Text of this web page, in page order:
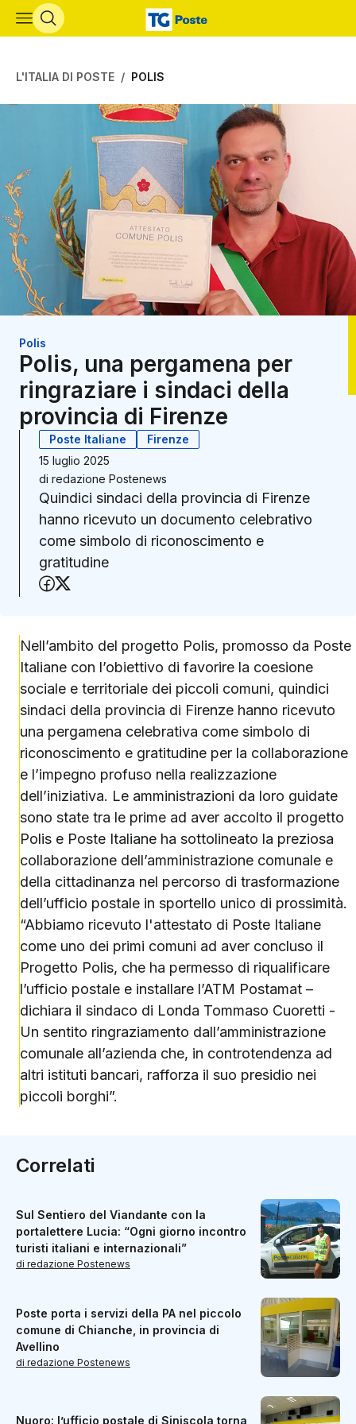
Vai al contenuto principale
L'ITALIA DI POSTE POLIS
Polis
Polis, una pergamena per
ringraziare i sindaci della
provincia di Firenze
Poste Italiane
Firenze
15 luglio 2025
di redazione Postenews
Quindici sindaci della provincia di Firenze
hanno ricevuto un documento celebrativo
come simbolo di riconoscimento e
gratitudine
Condividi su Facebook
Nell’ambito del progetto Polis, promosso da Poste
Italiane con l’obiettivo di favorire la coesione
sociale e territoriale dei piccoli comuni, quindici
sindaci della provincia di Firenze hanno ricevuto
una pergamena celebrativa come simbolo di
riconoscimento e gratitudine per la collaborazione
e l’impegno profuso nella realizzazione
dell’iniziativa. Le amministrazioni da loro guidate
sono state tra le prime ad aver accolto il progetto
Polis e Poste Italiane ha sottolineato la preziosa
collaborazione dell’amministrazione comunale e
della cittadinanza nel percorso di trasformazione
dell’ufficio postale in sportello unico di prossimità.
“Abbiamo ricevuto l'attestato di Poste Italiane
come uno dei primi comuni ad aver concluso il
Progetto Polis, che ha permesso di riqualificare
l’ufficio postale e installare l’ATM Postamat –
dichiara il sindaco di Londa Tommaso Cuoretti -
Un sentito ringraziamento dall’amministrazione
comunale all’azienda che, in controtendenza ad
altri istituti bancari, rafforza il suo presidio nei
piccoli borghi”.
Correlati
Sul Sentiero del Viandante con la
portalettere Lucia: “Ogni giorno incontro
turisti italiani e internazionali”
di redazione Postenews
Poste porta i servizi della PA nel piccolo
comune di Chianche, in provincia di
Avellino
di redazione Postenews
Nuoro: l’ufficio postale di Siniscola torna